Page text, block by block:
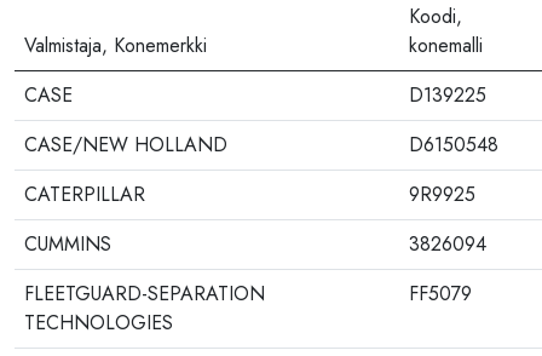
Valmistaja, Konemerkki
Koodi,
konemalli
CASE
D139225
CASE/NEW HOLLAND
D6150548
CATERPILLAR
9R9925
CUMMINS
3826094
FLEETGUARD-SEPARATION
TECHNOLOGIES
FF5079